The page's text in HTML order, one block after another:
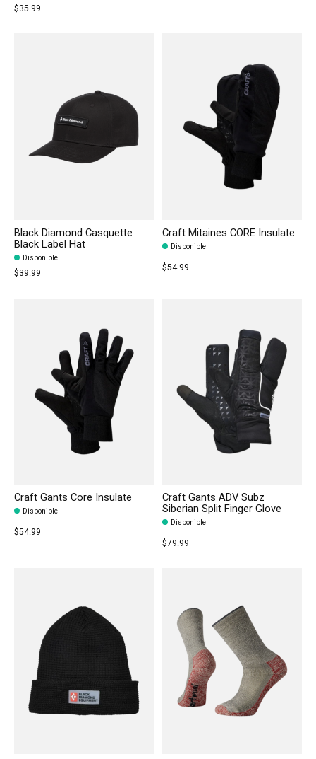
$35.99
Black Diamond Casquette
Black Label Hat
Disponible
$39.99
Craft Mitaines CORE Insulate
Disponible
$54.99
Craft Gants Core Insulate
Disponible
$54.99
Craft Gants ADV Subz
Siberian Split Finger Glove
Disponible
$79.99